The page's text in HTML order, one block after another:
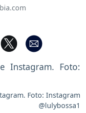
Foto: Instagram
@lulybossa1